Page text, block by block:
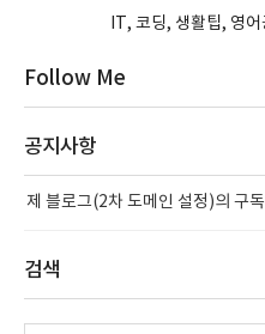
IT, 코딩, 생활팁, 영
Follow Me
공지사항
제 블로그(2차 도메인 설정)의 구
검색